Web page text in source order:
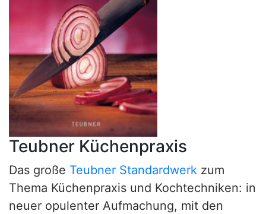
Teubner Küchenpraxis
Das große Teubner Standardwerk zum
Thema Küchenpraxis und Kochtechniken: in
neuer opulenter Aufmachung, mit den